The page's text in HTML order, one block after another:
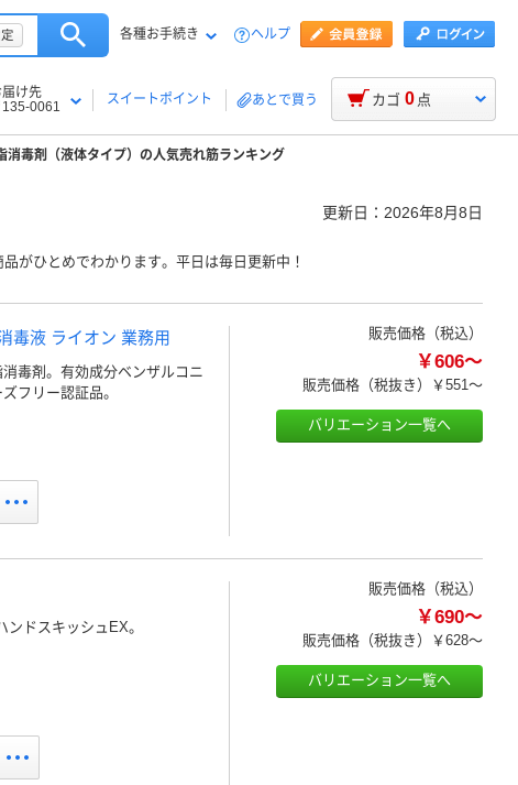
各種お手続き ヘルプ
届け先
135-0061
スイートポイント あとで買う カゴ 0 点
消毒剤（液体タイプ）の人気売れ筋ランキング
更新日： 2026年8月8日
がひとめでわかります。平日は毎日更新中！
毒液 ライオン 業務用
毒剤。有効成分ベンザルコニ
フリー認証品。
販売価格（税込）
￥606～
販売価格（税抜き） ￥551～
バリエーション一覧へ
ドスキッシュEX。
販売価格（税込）
￥690～
販売価格（税抜き） ￥628～
バリエーション一覧へ